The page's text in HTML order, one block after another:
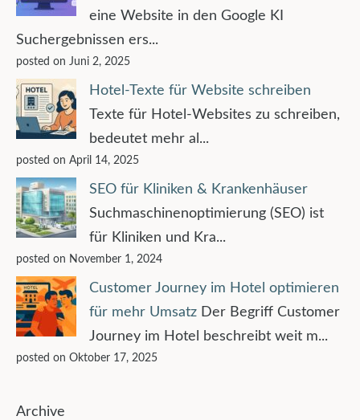
eine Website in den Google KI
Suchergebnissen ers...
posted on Juni 2, 2025
Hotel-Texte für Website schreiben
Texte für Hotel-Websites zu schreiben,
bedeutet mehr al...
posted on April 14, 2025
SEO für Kliniken & Krankenhäuser
Suchmaschinenoptimierung (SEO) ist
für Kliniken und Kra...
posted on November 1, 2024
Customer Journey im Hotel optimieren
für mehr Umsatz Der Begriff Customer
Journey im Hotel beschreibt weit m...
posted on Oktober 17, 2025
Archive